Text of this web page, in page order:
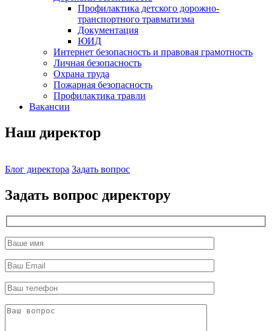
Профилактика детского дорожно-
транспортного травматизма
Документация
ЮИД
Интернет безопасность и правовая грамотность
Личная безопасность
Охрана труда
Пожарная безопасность
Профилактика травли
Вакансии
Наш директор
Блог директора Задать вопрос
Задать вопрос директору